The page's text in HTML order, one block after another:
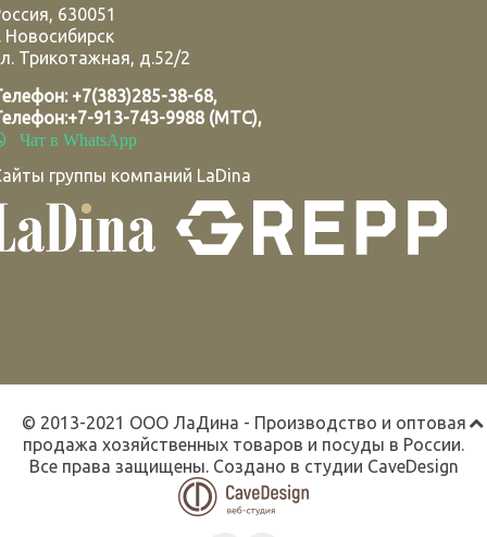
, 630051
Новосибирск
Трикотажная, д.52/2
+7(383)285-38-68,
+7-913-743-9988 (МТС),
Чат в WhatsApp
группы компаний LaDina
© 2013-2021 ООО ЛаДина - Производство и оптовая
продажа хозяйственных товаров и посуды в России.
Все права защищены. Создано в студии CaveDesign